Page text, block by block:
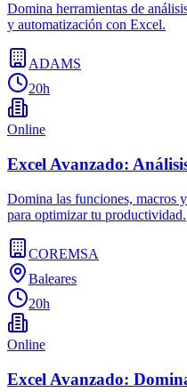
Domina herramientas de
y automatización con Excel.
ADAMS
20h
Online
Excel Avanzado:
Domina las funciones, macros
para optimizar tu productividad.
COREMSA
Baleares
20h
Online
Excel Avanzado: